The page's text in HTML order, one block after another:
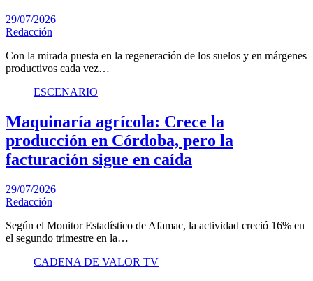
29/07/2026
Redacción
Con la mirada puesta en la regeneración de los suelos y en márgenes
productivos cada vez…
ESCENARIO
Maquinaría agrícola: Crece la
producción en Córdoba, pero la
facturación sigue en caída
29/07/2026
Redacción
Según el Monitor Estadístico de Afamac, la actividad creció 16% en
el segundo trimestre en la…
CADENA DE VALOR TV